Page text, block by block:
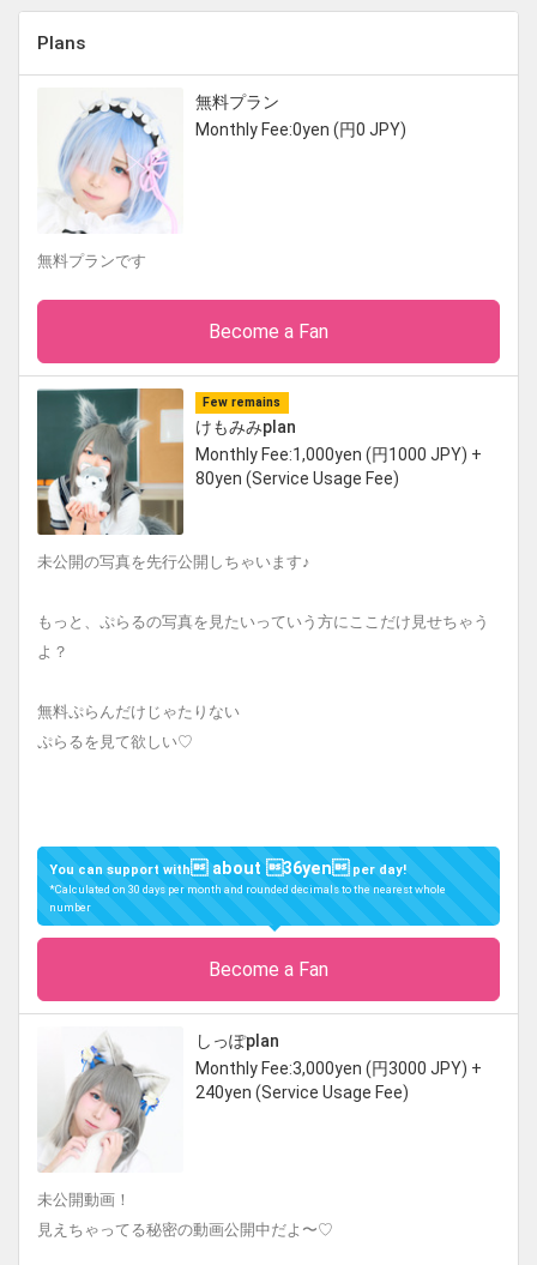
Plans
無料プラン
Monthly Fee:0yen (円0 JPY)
無料プランです
Become a Fan
Few remains
けもみみplan
Monthly Fee:1,000yen (円1000 JPY) +
80yen (Service Usage Fee)
未公開の写真を先行公開しちゃいます♪
もっと、ぷらるの写真を見たいっていう方にここだけ見せちゃう
よ？
無料ぷらんだけじゃたりない
ぷらるを見て欲しい♡
You can support with about 36yenper day!
*Calculated on 30 days per month and rounded decimals to the nearest whole
number
Become a Fan
しっぽplan
Monthly Fee:3,000yen (円3000 JPY) +
240yen (Service Usage Fee)
未公開動画！
見えちゃってる秘密の動画公開中だよ〜♡